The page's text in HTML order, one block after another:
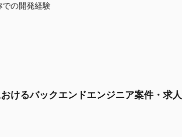
の開発経験
けるバックエンドエンジニア案件・求人